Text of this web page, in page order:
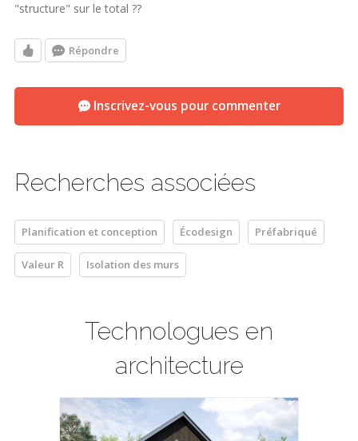
"structure" sur le total ??
Répondre
Inscrivez-vous pour commenter
Recherches associées
Planification et conception Écodesign Préfabriqué
Valeur R Isolation des murs
Technologues en
architecture